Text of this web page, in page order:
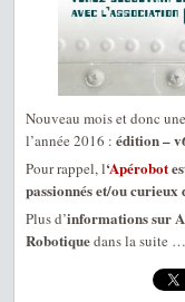
Nouveau mois et donc
l’année 2016 : édition –
Pour rappel, l‘Apérobot
passionnés et/ou curieux
Plus d’informations sur
Robotiquedans la suite …